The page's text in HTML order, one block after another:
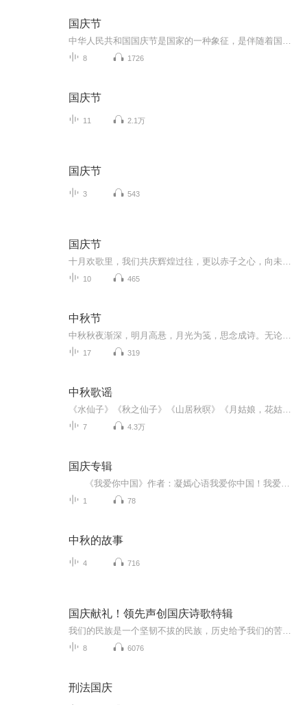
国庆节
8 1726
国庆节
11 2.1万
国庆节
3 543
国庆节
10 465
中秋节
17 319
中秋歌谣
7 4.3万
国庆专辑
1 78
中秋的故事
4 716
国庆献礼！领先声创国庆诗歌特辑
8 6076
刑法国庆